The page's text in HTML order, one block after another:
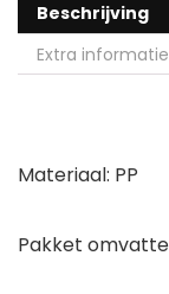
Beschrijving
Extra informatie
Materiaal: PP
Pakket